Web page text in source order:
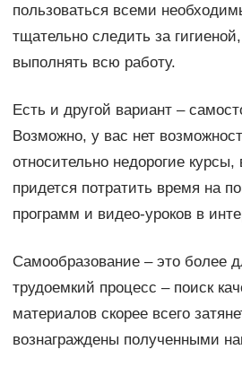
пользоваться всеми
тщательно следить за
выполнять всю работу.
Есть и другой вариант –
Возможно, у вас нет
относительно недорогие курсы,
придется потратить время на
программ и видео-уроков в
Самообразование – это более
трудоемкий процесс – поиск
материалов скорее всего
вознаграждены полученными